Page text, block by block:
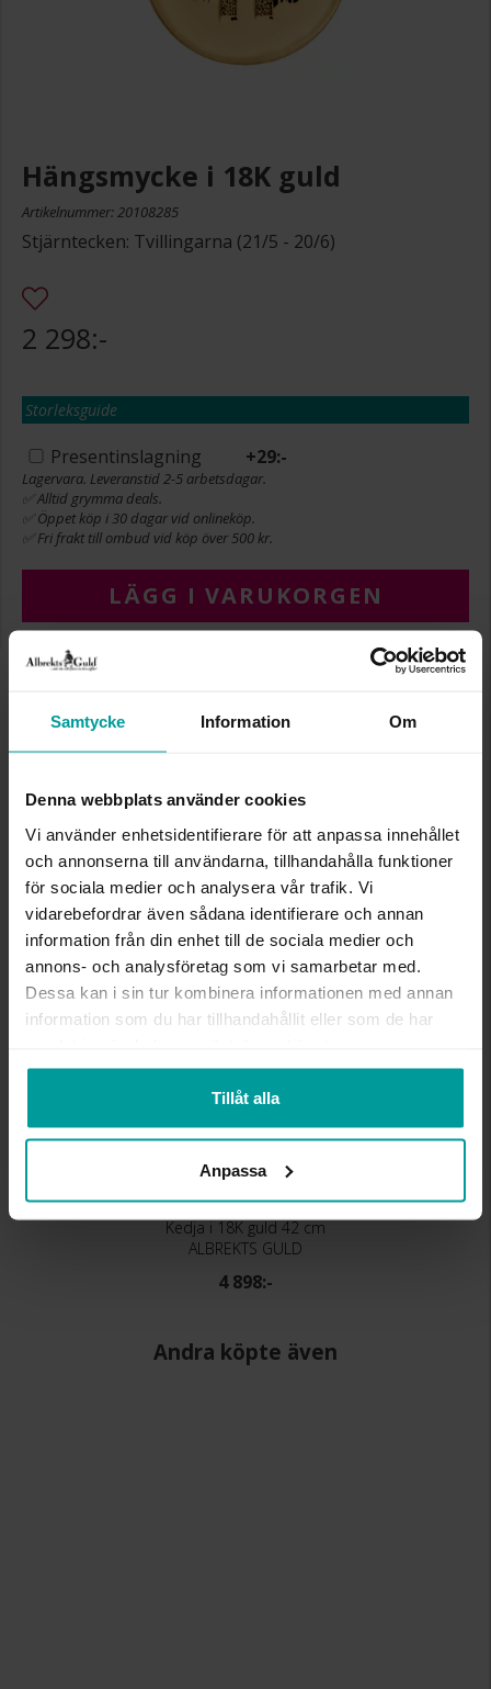
Samtycke Information Om
Denna webbplats använder cookies
Vi använder enhetsidentifierare för att anpassa innehållet
och annonserna till användarna, tillhandahålla funktioner
för sociala medier och analysera vår trafik. Vi
vidarebefordrar även sådana identifierare och annan
information från din enhet till de sociala medier och
annons- och analysföretag som vi samarbetar med.
Dessa kan i sin tur kombinera informationen med annan
information som du har tillhandahållit eller som de har
Tillåt alla
Anpassa
Hängsmycke i 18K guld
Artikelnummer: 20108285
Stjärntecken: Tvillingarna (21/5 - 20/6)
2 298:-
Storleksguide
Presentinslagning +29:-
Lagervara. Leveranstid 2-5 arbetsdagar.
✅ Alltid grymma deals.
✅ Öppet köp i 30 dagar vid onlineköp.
✅ Fri frakt till ombud vid köp över 500 kr.
LÄGG I VARUKORGEN
MATERIAL
Guld
VIKT CA (GRAM)
0,38
Liknande produkter
Kalasdeal
Kedja i 18K guld 42 cm
ALBREKTS GULD
4 898:-
Andra köpte även